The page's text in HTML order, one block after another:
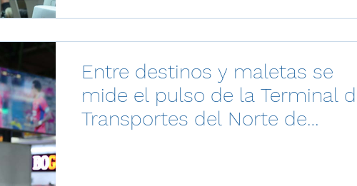
Entre destinos y maletas se
mide el pulso de la Terminal
Transportes del Norte de